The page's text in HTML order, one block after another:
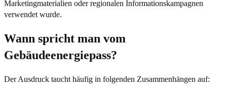
Marketingmaterialien oder regionalen Informationskampagnen
verwendet wurde.
Wann spricht man vom
Gebäudeenergiepass?
Der Ausdruck taucht häufig in folgenden Zusammenhängen auf: